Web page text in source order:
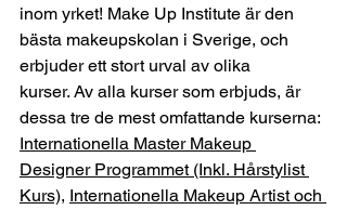
inom yrket! Make Up Institute är den
bästa makeupskolan i Sverige, och
erbjuder ett stort urval av olika
kurser. Av alla kurser som erbjuds, är
dessa tre de mest omfattande kurserna:
Internationella Master Makeup
Designer Programmet (Inkl. Hårstylist
Kurs), Internationella Makeup Artist och